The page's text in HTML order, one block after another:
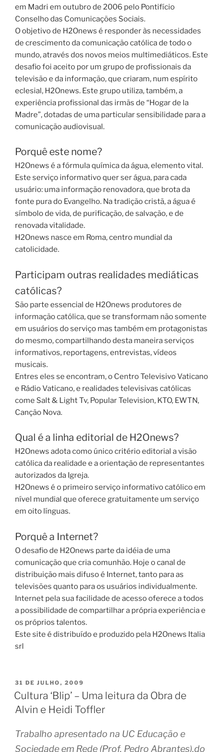
em Madri em outubro de 2006 pelo Pontifício
Conselho das Comunicações Sociais.
O objetivo de H2Onews é responder às necessidades
de crescimento da comunicação católica de todo o
mundo, através dos novos meios multimediáticos. Este
desafio foi aceito por um grupo de profissionais da
televisão e da informação, que criaram, num espírito
eclesial, H2Onews. Este grupo utiliza, também, a
experiência profissional das irmãs de “Hogar de la
Madre”, dotadas de uma particular sensibilidade para a
comunicação audiovisual.
Porquê este nome?
H2Onews é a fórmula química da água, elemento vital.
Este serviço informativo quer ser água, para cada
usuário: uma informação renovadora, que brota da
fonte pura do Evangelho. Na tradição cristã, a água é
símbolo de vida, de purificação, de salvação, e de
renovada vitalidade.
H2Onews nasce em Roma, centro mundial da
catolicidade.
Participam outras realidades mediáticas
católicas?
São parte essencial de H2Onews produtores de
informação católica, que se transformam não somente
em usuários do serviço mas também em protagonistas
do mesmo, compartilhando desta maneira serviços
informativos, reportagens, entrevistas, vídeos
musicais.
Entres eles se encontram, o Centro Televisivo Vaticano
e Rádio Vaticano, e realidades televisivas católicas
come Salt & Light Tv, Popular Television, KTO, EWTN,
Canção Nova.
Qual é a linha editorial de H2Onews?
H2Onews adota como único critério editorial a visão
católica da realidade e a orientação de representantes
autorizados da Igreja.
H2Onews é o primeiro serviço informativo católico em
nível mundial que oferece gratuitamente um serviço
em oito línguas.
Porquê a Internet?
O desafio de H2Onews parte da idéia de uma
comunicação que cria comunhão. Hoje o canal de
distribuição mais difuso é Internet, tanto para as
televisões quanto para os usuários individualmente.
Internet pela sua facilidade de acesso oferece a todos
a possibilidade de compartilhar a própria experiência e
os próprios talentos.
Este site é distribuído e produzido pela H2Onews Italia
srl
PUBLICADO
EM
31 DE JULHO, 2009
Cultura ‘Blip’ – Uma leitura da Obra de
Alvin e Heidi Toffler
Trabalho apresentado na UC Educação e
Sociedade em Rede (Prof. Pedro Abrantes),do